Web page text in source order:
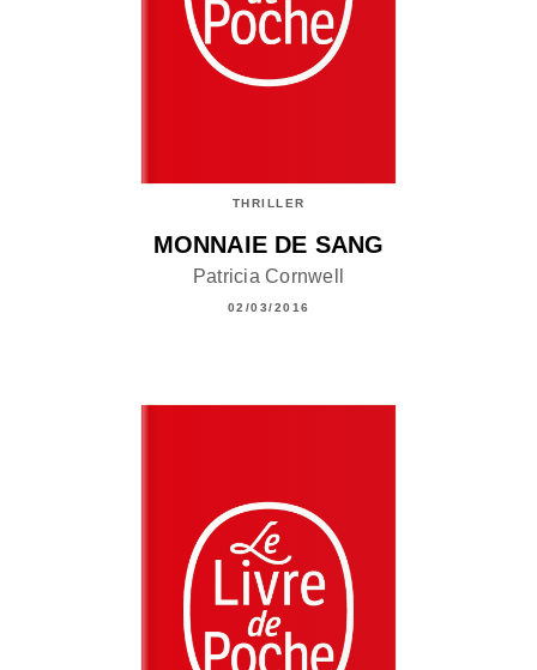
THRILLER
MONNAIE DE SANG
Patricia Cornwell
02/03/2016